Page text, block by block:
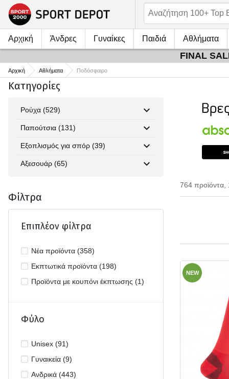
Αρχική Άνδρες Γυναίκες Παιδιά Αθλήματα
FINAL
Αρχική Αθλήματα Ποδόσφαιρο
Κατηγορίες
Ρούχα (529)
Παπούτσια (131)
Εξοπλισμός για σπόρ (39)
Αξεσουάρ (65)
Φίλτρα
Επιπλέον φίλτρα
Νέα προϊόντα (358)
Εκπτωτικά προϊόντα (198)
Προϊόντα με κουπόνι έκπτωσης (1)
Φύλο
Unisex (91)
Γυναικεία (9)
Ανδρικά (443)
764 προϊόντα,
NEW